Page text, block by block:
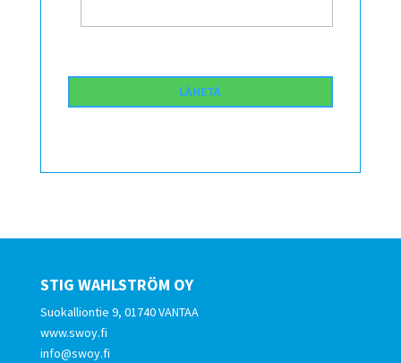
STIG WAHLSTRÖM OY
Suokalliontie 9, 01740 VANTAA
www.swoy.fi
info@swoy.fi